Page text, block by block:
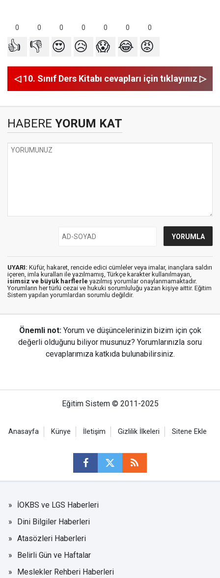
0 0 0 0 0 0 0
👍 👎 😍 😥 😱 😂 😡
◁ 10. Sınıf Ders Kitabı cevapları için tıklayınız ▷
HABERE YORUM KAT
UYARI: Küfür, hakaret, rencide edici cümleler veya imalar, inançlara saldırı
içeren, imla kuralları ile yazılmamış, Türkçe karakter kullanılmayan,
isimsiz ve büyük harflerle yazılmış yorumlar onaylanmamaktadır.
Yorumların her türlü cezai ve hukuki sorumluluğu yazan kişiye aittir. Eğitim
Sistem yapılan yorumlardan sorumlu değildir.
Önemli not: Yorum ve düşüncelerinizin bizim için çok
değerli olduğunu biliyor musunuz? Yorumlarınızla soru
cevaplarımıza katkıda bulunabilirsiniz.
Eğitim Sistem © 2011-2025
Anasayfa Künye İletişim Gizlilik İlkeleri Sitene Ekle
İOKBS ve LGS Haberleri
Dini Bilgiler Haberleri
Atasözleri Haberleri
Belirli Gün ve Haftalar
Meslekler Rehberi Haberleri